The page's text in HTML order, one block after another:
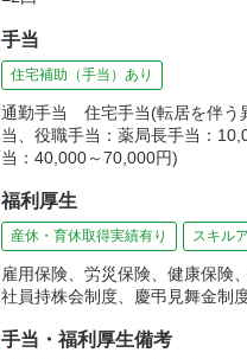
手当
住宅補助（手当）あり
通勤手当 住宅手当(転居を伴
当、役職手当：薬局長手当：
当：40,000～70,000円)
福利厚生
産休・育休取得実績有り スキル
雇用保険、労災保険、健康保険
社員持株会制度、慶弔見舞金制
手当・福利厚生備考